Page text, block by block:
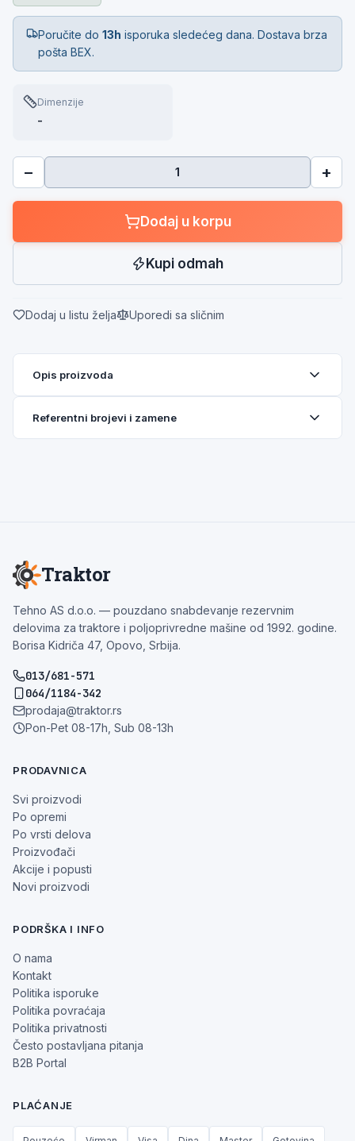
Poručite do13h isporuka sledećeg dana. Dostava brza
pošta BEX.
Dimenzije
-
− +
Dodaj u korpu
Kupi odmah
Dodaj u listu želja Uporedi sa sličnim
Opis proizvoda
Referentni brojevi i zamene
Traktor
Tehno AS d.o.o. — pouzdano snabdevanje rezervnim
delovima za traktore i poljoprivredne mašine od 1992. godine.
Borisa Kidriča 47, Opovo, Srbija.
013/681-571
064/1184-342
prodaja@traktor.rs
Pon-Pet 08-17h, Sub 08-13h
PRODAVNICA
Svi proizvodi
Po opremi
Po vrsti delova
Proizvođači
Akcije i popusti
Novi proizvodi
PODRŠKA I INFO
O nama
Kontakt
Politika isporuke
Politika povraćaja
Politika privatnosti
Često postavljana pitanja
B2B Portal
PLAĆANJE